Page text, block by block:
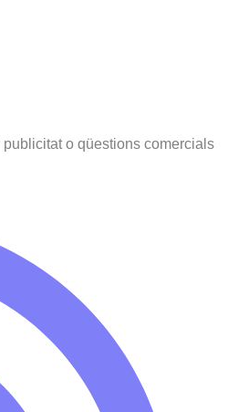
o qüestions comercials